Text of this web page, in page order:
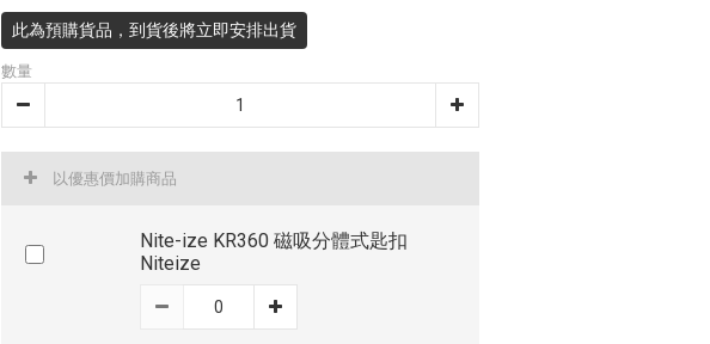
此為預購貨品，到貨後將立即安排出貨
數量
以優惠價加購商品
Nite-ize KR360 磁吸分體式匙扣
Niteize